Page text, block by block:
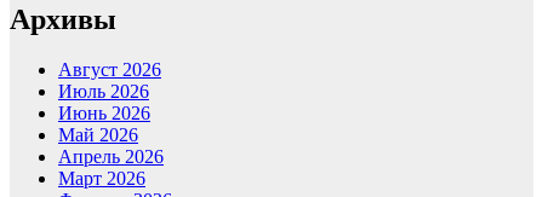
Архивы
Август 2026
Июль 2026
Июнь 2026
Май 2026
Апрель 2026
Март 2026